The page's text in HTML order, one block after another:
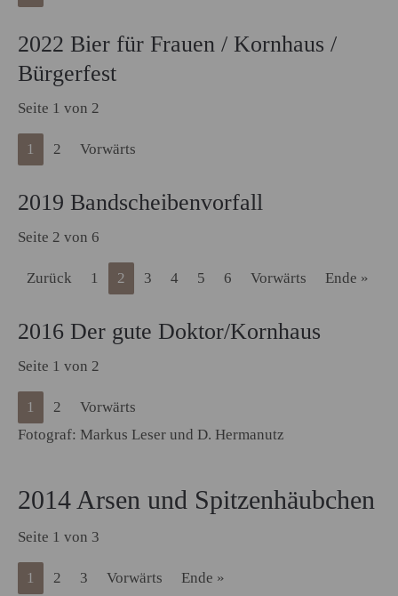
2022 Bier für Frauen / Kornhaus /
Bürgerfest
Seite 1 von 2
1 2 Vorwärts
2019 Bandscheibenvorfall
Seite 2 von 6
Zurück 1 2 3 4 5 6 Vorwärts Ende »
2016 Der gute Doktor/Kornhaus
Seite 1 von 2
1 2
Vorwärts
Fotograf: Markus Leser und D. Hermanutz
2014 Arsen und Spitzenhäubchen
Seite 1 von 3
1 2 3 Vorwärts Ende »